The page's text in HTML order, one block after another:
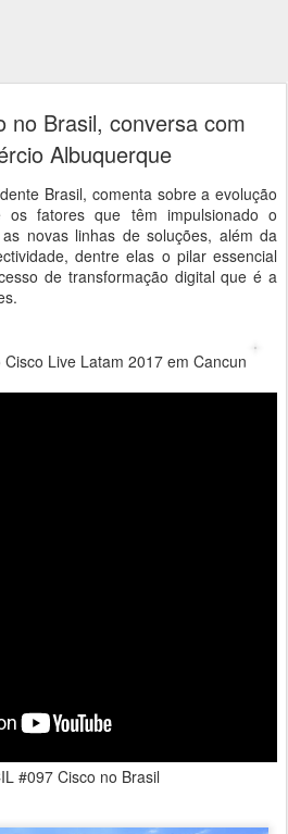
no Brasil, conversa com
Albuquerque
Brasil, comenta sobre a evolução
fatores que têm impulsionado o
novas linhas de soluções, além da
dentre elas o pilar essencial
de transformação digital que é a
Live Latam 2017 em Cancun
#097 Cisco no Brasil